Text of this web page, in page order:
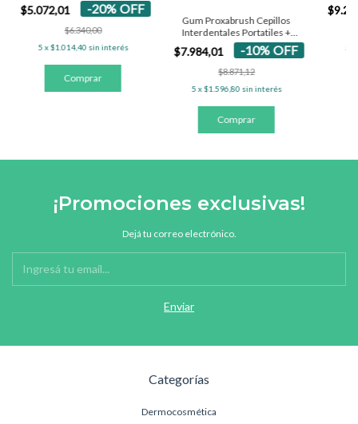
$5.072,01 -20% OFF
$6.340,00
5x$1.014,40 sin interés
Gum Proxabrush Cepillos
Interdentales Portatiles +
Tapa
$7.984,01 -10% OFF
$8.871,12
5 x$1.596,80 sin interés
5
¡Promociones exclusivas!
Dejá tu correo electrónico.
Categorías
Dermocosmética